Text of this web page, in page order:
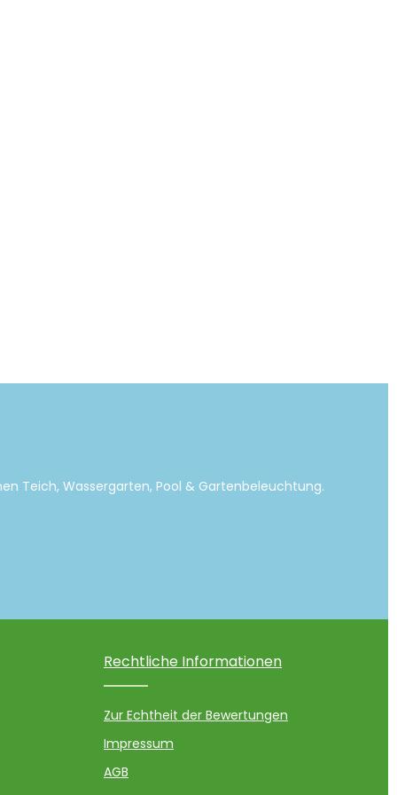
Teich, Wassergarten, Pool & Gartenbeleuchtung.
Rechtliche Informationen
Zur Echtheit der Bewertungen
Impressum
AGB